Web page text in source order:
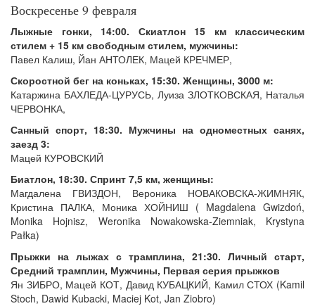
Воскресенье 9 февраля
Лыжные гонки, 14:00. Скиатлон 15 км классическим
стилем + 15 км свободным стилем, мужчины:
Павел Калиш, Йан АНТОЛЕК, Мацей КРЕЧМЕР,
Скоростной бег на коньках, 15:30. Женщины, 3000 м:
Катаржина БАХЛЕДА-ЦУРУСЬ, Луиза ЗЛОТКОВСКАЯ, Наталья
ЧЕРВОНКА,
Санный спорт, 18:30. Мужчины на одноместных санях,
заезд 3:
Мацей КУРОВСКИЙ
Биатлон, 18:30. Спринт 7,5 км, женщины:
Магдалена ГВИЗДОН, Вероника НОВАКОВСКА-ЖИМНЯК,
Кристина ПАЛКА, Моника ХОЙНИШ ( Magdalena Gwizdoń,
Monika Hojnisz, Weronika Nowakowska-Ziemniak, Krystyna
Pałka)
Прыжки на лыжах с трамплина, 21:30. Личный старт,
Средний трамплин, Мужчины, Первая серия прыжков
Ян ЗИБРО, Мацей КОТ, Давид КУБАЦКИЙ, Камил СТОХ (Kamil
Stoch, Dawid Kubacki, Maciej Kot, Jan Ziobro)